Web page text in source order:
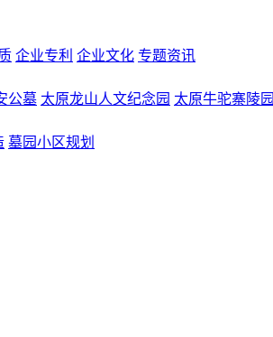
企业专利 企业文化 专题资讯
公墓 太原龙山人文纪念园 太原牛驼寨陵园
墓园小区规划